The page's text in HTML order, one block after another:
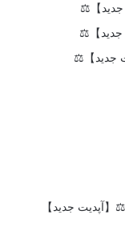
آپدیت جدید】